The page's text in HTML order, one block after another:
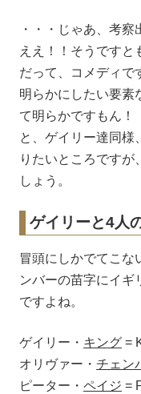
・・・じゃあ、考察
ええ！！そうですと
だって、コメディで
明らかにしたい要素
て明らかですもん！
と、ゲイリー達同様
りたいところですが
しょう。
ゲイリーと4人
冒頭にしかでてこな
ンバーの苗字にイギ
ですよね。
ゲイリー・ キング =
オリヴァー・ チェン
ピーター・ ペイジ =